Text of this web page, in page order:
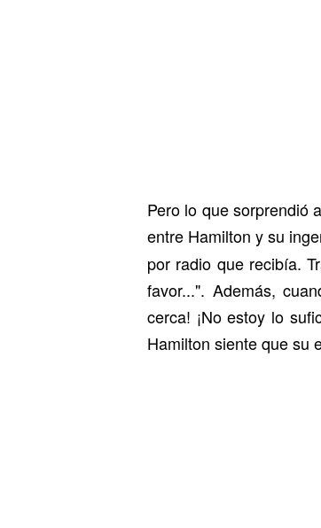
Pero lo que sorprendió
entre Hamilton y su
por radio que recibía.
favor...". Además,
cerca! ¡No estoy lo
Hamilton siente que su